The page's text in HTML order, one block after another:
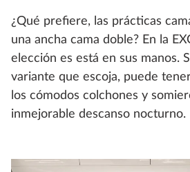
¿Qué prefiere, las prácticas
una ancha cama doble? En la
elección es está en sus manos.
variante que escoja, puede
los cómodos colchones y
inmejorable descanso nocturno.